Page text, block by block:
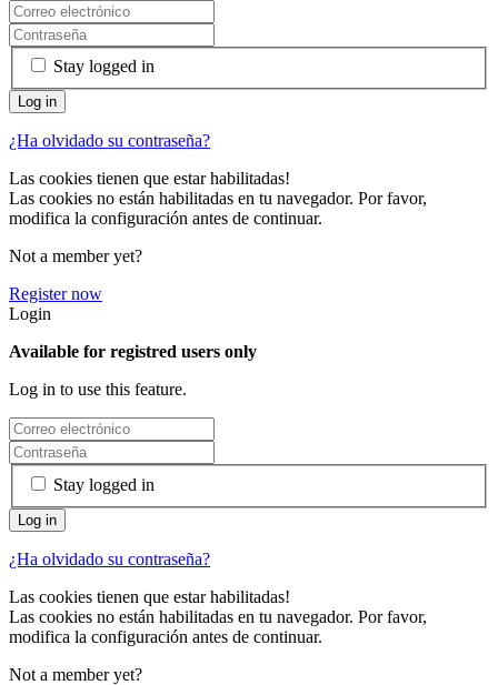
Stay logged in
¿Ha olvidado su contraseña?
Las cookies tienen que estar habilitadas!
Las cookies no están habilitadas en tu navegador. Por favor,
modifica la configuración antes de continuar.
Not a member yet?
Register now
Login
Available for registred users only
Log in to use this feature.
Stay logged in
¿Ha olvidado su contraseña?
Las cookies tienen que estar habilitadas!
Las cookies no están habilitadas en tu navegador. Por favor,
modifica la configuración antes de continuar.
Not a member yet?